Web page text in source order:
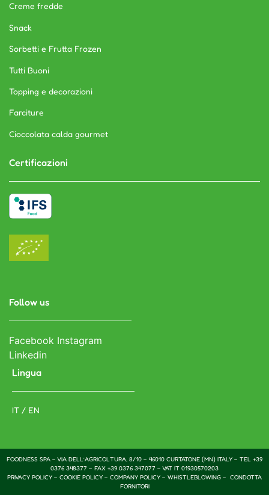
Creme fredde
Snack
Sorbetti e Frutta Frozen
Tutti Buoni
Topping e decorazioni
Farciture
Cioccolata calda gourmet
Certificazioni
Follow us
Facebook Instagram
Linkedin
Lingua
IT / EN
FOODNESS SPA – VIA DELL’AGRICOLTURA, 8/10 – 46010 CURTATONE (MN) ITALY – TEL +39
0376 348377 – FAX +39 0376 347077 – VAT IT 01930570203
PRIVACY POLICY – COOKIE POLICY – COMPANY POLICY – WHISTLEBLOWING – CONDOTTA
FORNITORI